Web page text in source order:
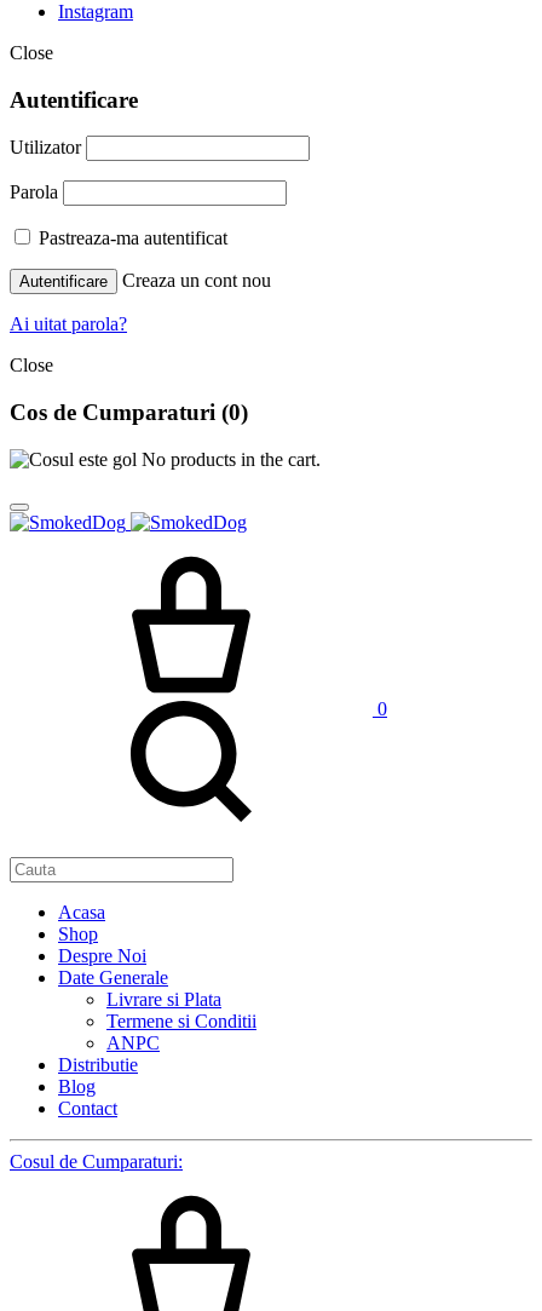
Instagram
Close
Autentificare
Utilizator
Parola
Pastreaza-ma autentificat
Autentificare Creaza un cont nou
Ai uitat parola?
Close
Cos de Cumparaturi (0)
No products in the cart.
0
Acasa
Shop
Despre Noi
Date Generale
Livrare si Plata
Termene si Conditii
ANPC
Distributie
Blog
Contact
Cosul de Cumparaturi: